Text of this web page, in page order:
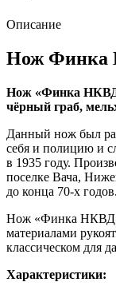
Описание
Нож Финка
Нож «Финка
чёрный граб,
Данный нож был
себя и полицию и
в 1935 году.
поселке Вача,
до конца 70-х годов.
Нож «Финка НКВД»
материалами
классическом для
Характеристики: